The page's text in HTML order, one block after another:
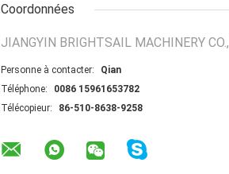
Coordonnées
JIANGYIN BRIGHTSAIL MACHINERY
Personne à contacter:
Qian
Téléphone:
0086 15961653782
Télécopieur:
86-510-8638-9258